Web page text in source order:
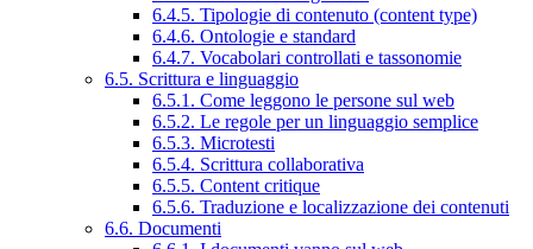
6.4.5. Tipologie di contenuto (content type)
6.4.6. Ontologie e standard
6.4.7. Vocabolari controllati e tassonomie
6.5. Scrittura e linguaggio
6.5.1. Come leggono le persone sul web
6.5.2. Le regole per un linguaggio semplice
6.5.3. Microtesti
6.5.4. Scrittura collaborativa
6.5.5. Content critique
6.5.6. Traduzione e localizzazione dei contenuti
6.6. Documenti